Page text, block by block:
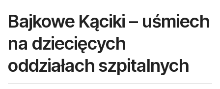
Bajkowe Kąciki – uśmiech
na dziecięcych
oddziałach szpitalnych